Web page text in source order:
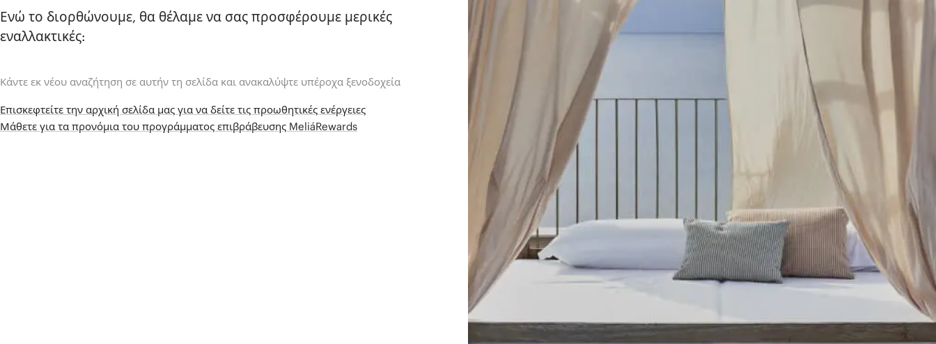
Ενώ το διορθώνουμε, θα θέλαμε να σας προσφέρουμε μερικές
εναλλακτικές:
Κάντε εκ νέου αναζήτηση σε αυτήν τη σελίδα και ανακαλύψτε υπέροχα ξενοδοχεία
Επισκεφτείτε την αρχική σελίδα μας για να δείτε τις προωθητικές ενέργειες
Μάθετε για τα προνόμια του προγράμματος επιβράβευσης MeliáRewards